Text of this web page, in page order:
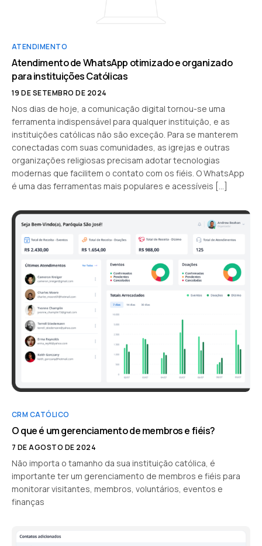
ATENDIMENTO
Atendimento de WhatsApp otimizado e organizado
para instituições Católicas
19 DE SETEMBRO DE 2024
Nos dias de hoje, a comunicação digital tornou-se uma
ferramenta indispensável para qualquer instituição, e as
instituições católicas não são exceção. Para se manterem
conectadas com suas comunidades, as igrejas e outras
organizações religiosas precisam adotar tecnologias
modernas que facilitem o contato com os fiéis. O WhatsApp
é uma das ferramentas mais populares e acessíveis […]
CRM CATÓLICO
O que é um gerenciamento de membros e fiéis?
7 DE AGOSTO DE 2024
Não importa o tamanho da sua instituição católica, é
importante ter um gerenciamento de membros e fiéis para
monitorar visitantes, membros, voluntários, eventos e
finanças